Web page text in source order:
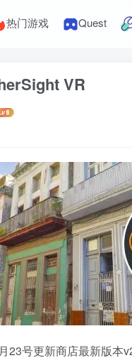
热门游戏 Quest
VR
23号更新商店最新版